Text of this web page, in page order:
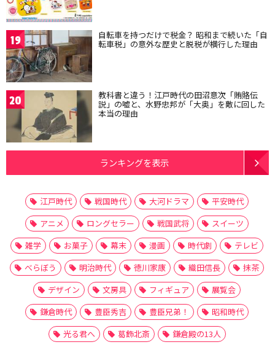
19 自転車を持つだけで税金？ 昭和まで続いた「自
転車税」の意外な歴史と脱税が横行した理由
20 教科書と違う！江戸時代の田沼意次「賄賂伝
説」の嘘と、水野忠邦が「大奥」を敵に回した
本当の理由
ランキングを表示
江戸時代 戦国時代 大河ドラマ
平安時代
アニメ
ロングセラー 戦国武将
スイーツ
雑学
お菓子 幕末 漫画 時代劇
テレビ
べらぼう
明治時代 徳川家康 織田信長
抹茶
デザイン
文房具 フィギュア
展覧会
鎌倉時代
豊臣秀吉 豊臣兄弟！
昭和時代
光る君へ
葛飾北斎 鎌倉殿の13人